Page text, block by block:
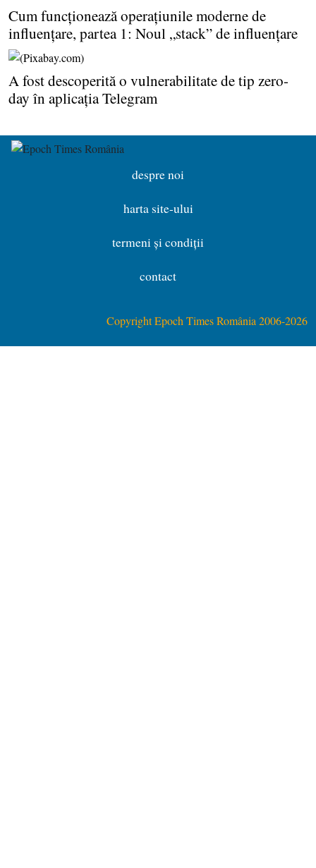
Cum funcţionează operaţiunile moderne de
influenţare, partea 1: Noul „stack” de influenţare
A fost descoperită o vulnerabilitate de tip zero-
day în aplicaţia Telegram
despre noi
harta site-ului
termeni și condiții
contact
Copyright Epoch Times România 2006-2026